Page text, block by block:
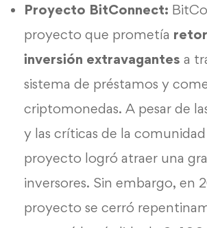
Proyecto BitConnect:
proyecto que prometía
inversión extravagantes a
sistema de préstamos y
criptomonedas. A pesar de
y las críticas de la
proyecto logró atraer una
inversores. Sin embargo, en
proyecto se cerró